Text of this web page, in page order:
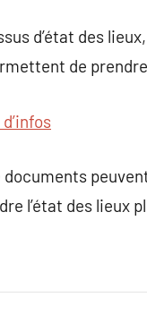
d’état des
de
documents
l’état des lieux